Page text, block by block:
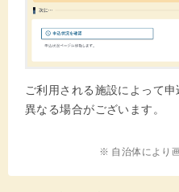
ご利用される施設によって
異なる場合がございます。
※ 自治体により